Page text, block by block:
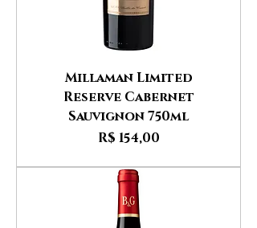
Millaman Limited
Reserve Cabernet
Sauvignon 750ml
Preço
R$ 154,00